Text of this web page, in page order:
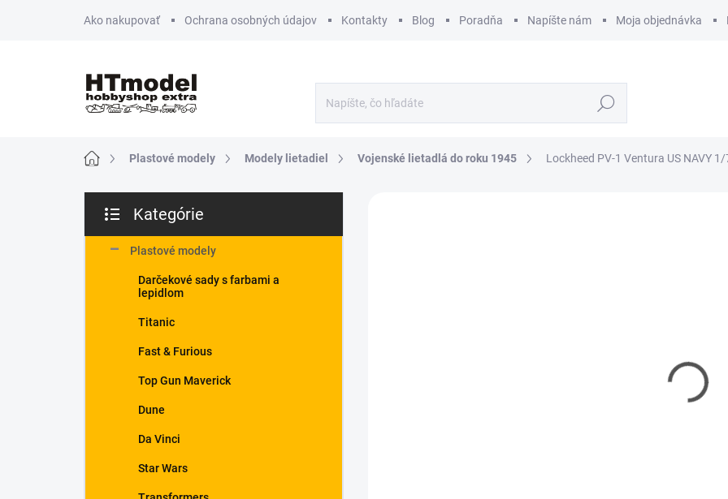
Ako nakupovať Ochrana osobných údajov Kontakty Blog Poradňa Napíšte nám Moja objednávka
Hľadať
DomovPlastové modely Modely lietadiel Vojenské lietadlá do roku 1945 Lockheed PV-1 Ventura US NAVY 1/
č
kategórie
Kategórie
Plastové modely
Darčekové sady s farbami a
lepidlom
Titanic
Fast & Furious
Top Gun Maverick
Dune
Da Vinci
Star Wars